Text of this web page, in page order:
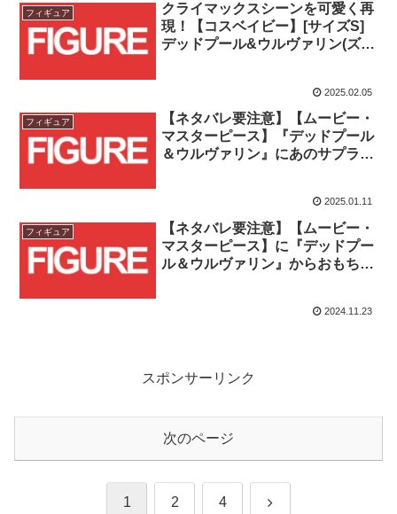
フィギュア
クライマックスシーンを可愛く再
現！【コスベイビー】[サイズS]
デッドプール&ウルヴァリン(ズッ
2025.02.05
フィギュア
【ネタバレ要注意】【ムービー・
マスターピース】『デッドプール
＆ウルヴァリン』にあのサプライ
2025.01.11
フィギュア
【ネタバレ要注意】【ムービー・
マスターピース】に『デッドプー
ル＆ウルヴァリン』からおもちゃ
2024.11.23
スポンサーリンク
次のページ
1 2 4 次